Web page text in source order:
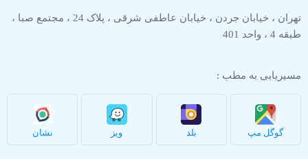
تهران ، خیابان جردن ، خیابان عاطفی شرقی ، پلاک 24 ، مجتمع صبا ،
طبقه 4 ، واحد 401
مسیریابی به مطب :
گوگل مپ بلد ویز نشان